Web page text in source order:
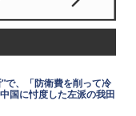
で、「防衛費を削って冷
国に忖度した左派の我田